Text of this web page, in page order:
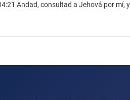
Andad, consultad a Jehová por mí,